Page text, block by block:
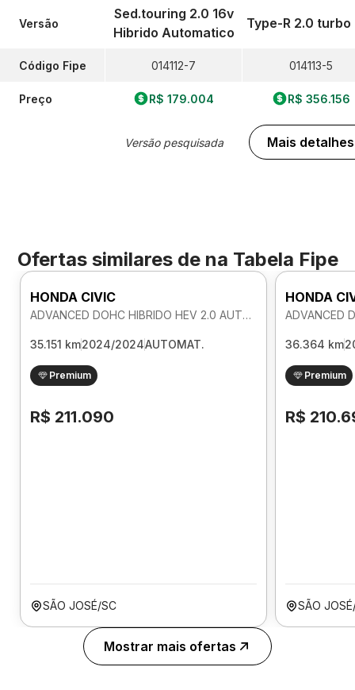
Versão
Código Fipe
Preço
Sed.touring 2.0 16v
Hibrido Automatico
014112-7
R$ 179.004
Versão pesquisada
Type-R 2.0 turbo
014113-5
R$ 356.156
Mais detalhes
Ofertas similares de na Tabela Fipe
HONDA CIVIC
ADVANCED DOHC HIBRIDO HEV 2.0 AUTOMATICO
35.151 km2024/2024AUTOMAT.
Premium
R$ 211.090
SÃO JOSÉ/SC
HONDA
36.364 km
Premium
R$
SÃO
Mostrar mais ofertas